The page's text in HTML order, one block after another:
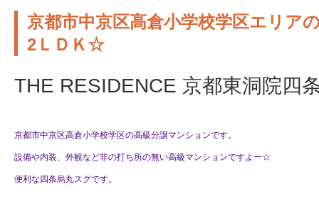
京都市中京区高倉小学校学区エリア
2ＬＤＫ☆
THE RESIDENCE 京都東洞院四
京都市中京区高倉小学校学区の高級分譲マンションです。
設備や内装、外観など非の打ち所の無い高級マンションですよー☆
便利な四条烏丸スグです。